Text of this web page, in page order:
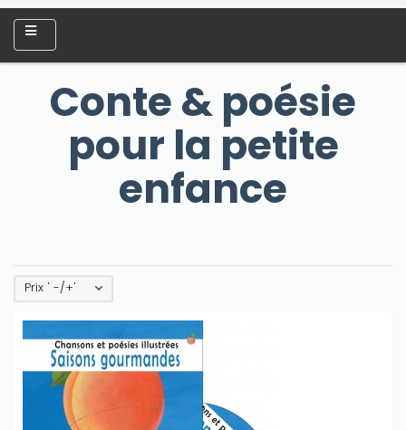
Conte & poésie
pour la petite
enfance
Prix ' -/+'